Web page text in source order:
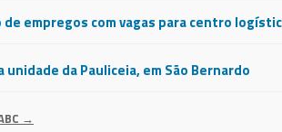
empregos com vagas para centro
unidade da Pauliceia, em São Bernardo
→